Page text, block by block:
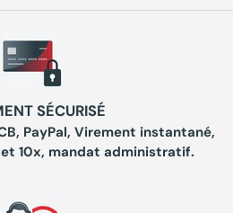
SÉCURISÉ
PayPal, Virement instantané,
10x, mandat administratif.